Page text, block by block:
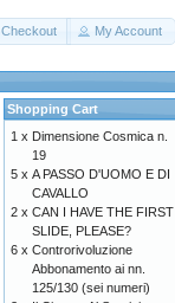
Checkout My Account
Shopping Cart
1 x Dimensione Cosmica n.
19
5 x A PASSO D'UOMO E DI
CAVALLO
2 x CAN I HAVE THE FIRST
SLIDE, PLEASE?
6 x Controrivoluzione
Abbonamento ai nn.
125/130 (sei numeri)